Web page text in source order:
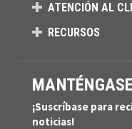
ATENCIÓN AL
RECURSOS
¡Suscríbase para
noticias!